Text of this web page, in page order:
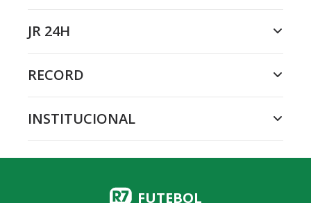
JR 24H
RECORD
INSTITUCIONAL
FUTEBOL